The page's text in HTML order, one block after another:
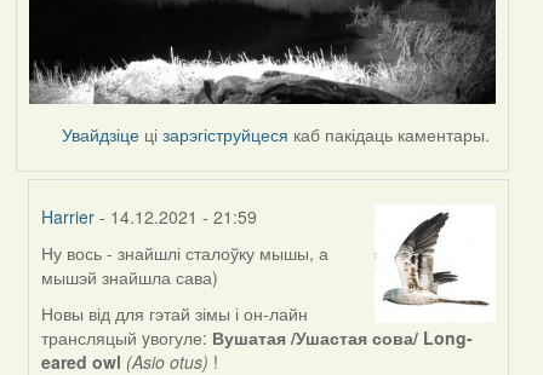
Увайдзіце цізарэгіструйцеся каб пакідаць каментары.
Harrier - 14.12.2021 - 21:59
In
reply
to
by
Peregrinus
Ну вось - знайшлі сталоўку мышы, а
мышэй знайшла сава)
Новы від для гэтай зімы і он-лайн
трансляцый yвогуле: Вушатая /Ушастая сова/ Long-
eared owl (Asio otus) !